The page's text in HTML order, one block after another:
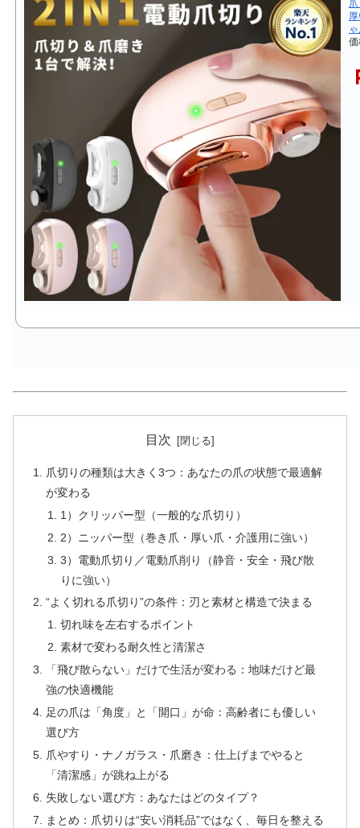
目次
爪切りの種類は大きく3つ：あなたの爪の状態で最適解
が変わる
1）クリッパー型（一般的な爪切り）
2）ニッパー型（巻き爪・厚い爪・介護用に強い）
3）電動爪切り／電動爪削り（静音・安全・飛び散
りに強い）
“よく切れる爪切り”の条件：刃と素材と構造で決まる
切れ味を左右するポイント
素材で変わる耐久性と清潔さ
「飛び散らない」だけで生活が変わる：地味だけど最
強の快適機能
足の爪は「角度」と「開口」が命：高齢者にも優しい
選び方
爪やすり・ナノガラス・爪磨き：仕上げまでやると
「清潔感」が跳ね上がる
失敗しない選び方：あなたはどのタイプ？
まとめ：爪切りは“安い消耗品”ではなく、毎日を整える